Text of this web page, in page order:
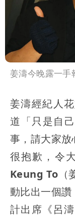
姜濤今晚露一手
姜濤經紀人
道「只是自
事，請大家
很抱歉，令
Keung To（
動比出一個
計出席《呂